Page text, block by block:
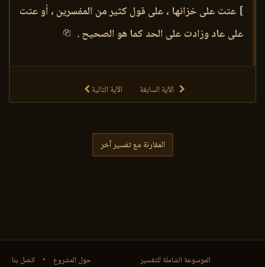
] عتت على خزانها ، على قول كثير من المفسرين ، أو عتت
على عاد وزادت على الحد كما هو الصحيح .
الآية السابقة الآية التالية
المقارنة مع تفسير آخر
حول المشروع • اتصل بنا الموسوعة الشاملة للتفسير